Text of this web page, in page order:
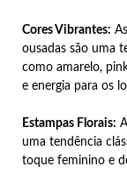
Cores Vibrantes:
ousadas são uma
como amarelo,
e energia para os
Estampas Florais:
uma tendência
toque feminino e